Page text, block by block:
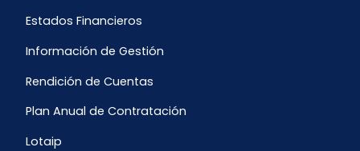
Estados Financieros
Información de Gestión
Rendición de Cuentas
Plan Anual de Contratación
Lotaip